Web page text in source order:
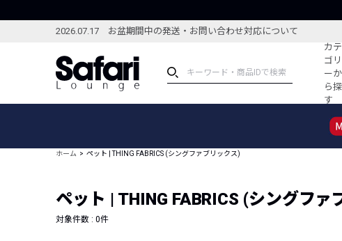
2026.07.17 お盆期間中の発送・お問い合わせ対応について
カテ
ゴリ
ーか
ら探
す
ブランドから探す
新着アイテム
編集部のおすすめアイテム
特集記事
コーディネート
ホーム ペット | THING FABRICS (シングファブリックス)
ペット | THING FABRICS (シングファ
対象件数 : 0件